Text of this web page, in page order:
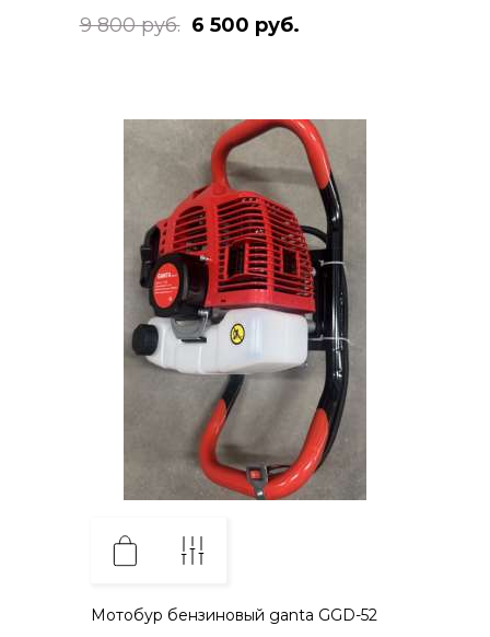
9 800 руб. 6 500 руб.
Мотобур бензиновый ganta GGD-52